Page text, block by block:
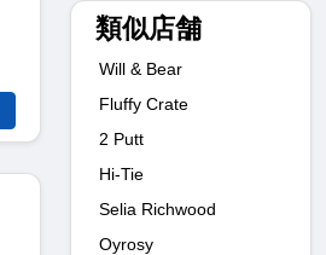
類似店舗
Will & Bear
Fluffy Crate
2 Putt
Hi-Tie
Selia Richwood
Oyrosy